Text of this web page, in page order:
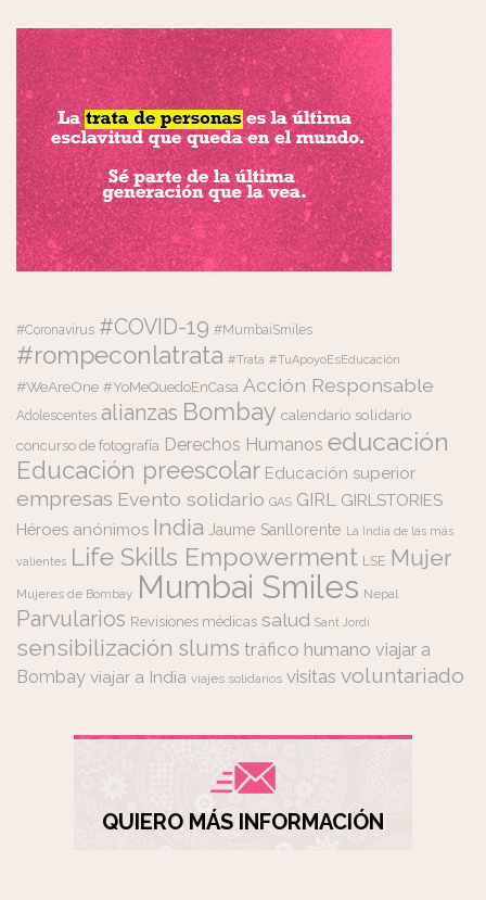
#Coronavirus #COVID-19 #MumbaiSmiles
#rompeconlatrata #Trata #TuApoyoEsEducación
#WeAreOne #YoMeQuedoEnCasa Acción Responsable
Adolescentes alianzas Bombay calendario solidario
concurso de fotografía Derechos Humanos educación
Educación preescolar Educación superior
empresas Evento solidario GAS GIRL GIRLSTORIES
Héroes anónimos India Jaume Sanllorente La India de las más
valientes Life Skills Empowerment LSE Mujer
Mujeres de Bombay Mumbai Smiles Nepal
Parvularios Revisiones médicas salud Sant Jordi
sensibilización slums tráfico humano viajar a
Bombay viajar a India viajes solidarios visitas voluntariado
QUIERO MÁS INFORMACIÓN